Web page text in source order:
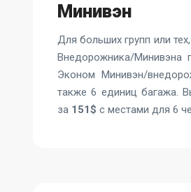
Минивэн
Для больших групп или
Внедорожника/Минивэна
Эконом Минивэн/
также 6 единиц багажа.
за 151$ с местами для 6